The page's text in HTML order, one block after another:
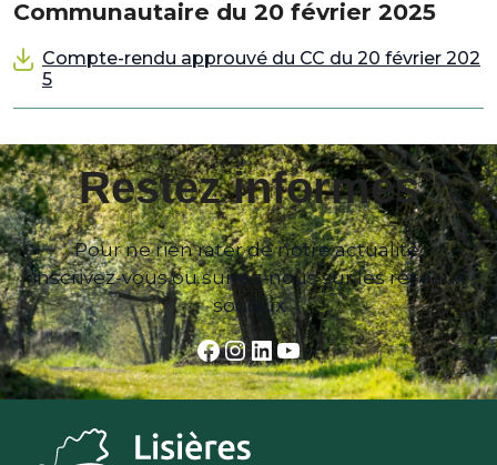
Communautaire du 20 février 2025
Compte-rendu approuvé du CC du 20 février 202
5
Restez informés
Pour ne rien rater de notre actualité,
inscrivez-vous ou suivez-nous sur les réseaux
sociaux
Facebook
Instagram
LinkedIn
YouTube